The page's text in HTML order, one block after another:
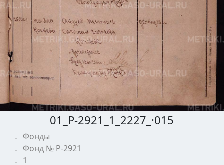
01_Р-2921_1_2227_·015
Фонды
Фонд № Р-2921
1